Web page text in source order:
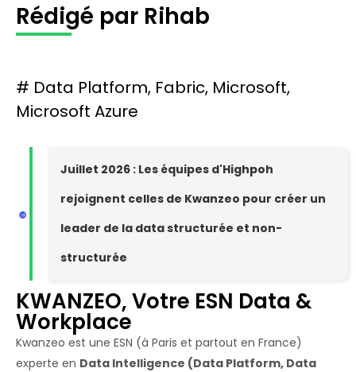
Rédigé par Rihab
# Data Platform, Fabric, Microsoft,
Microsoft Azure
Juillet 2026 : Les équipes d'Highpoh
rejoignent celles de Kwanzeo pour créer un
leader de la data structurée et non-
structurée
KWANZEO, Votre ESN Data &
Workplace
Kwanzeo est une ESN (à Paris et partout en France)
experte en Data Intelligence (Data Platform, Data